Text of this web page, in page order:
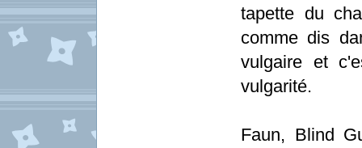
tapette du
comme dis
vulgaire et
vulgarité.
Faun, Blind